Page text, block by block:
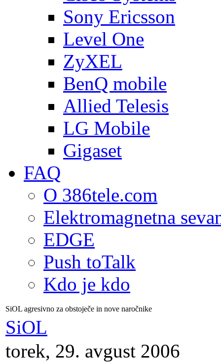
Sony Ericsson
Level One
ZyXEL
BenQ mobile
Allied Telesis
LG Mobile
Gigaset
FAQ
O 386tele.com
Elektromagnetna
EDGE
Push toTalk
Kdo je kdo
SiOL agresivno za obstoječe in nove naročnike
SiOL
torek, 29. avgust 2006